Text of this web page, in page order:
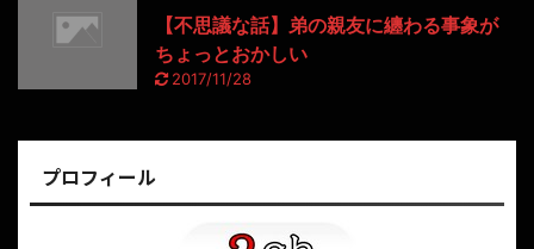
【不思議な話】弟の親友に纏わる事象が
ちょっとおかしい
2017/11/28
プロフィール